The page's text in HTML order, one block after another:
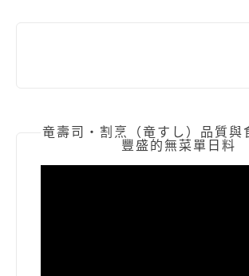
竜壽司‧割烹（竜すし）品質與
豐盛的無菜單日料